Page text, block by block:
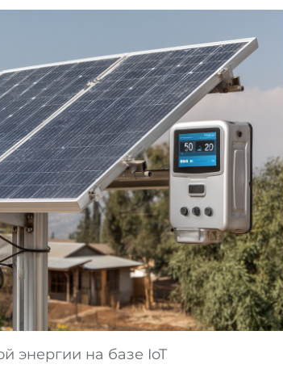
энергии на базе IoT